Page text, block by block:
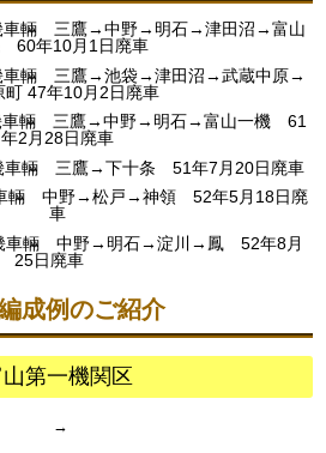
車輛 三鷹→中野→明石→津田沼→富山
60年10月1日廃車
車輛 三鷹→池袋→津田沼→武蔵中原→
町 47年10月2日廃車
車輛 三鷹→中野→明石→富山一機 61
年2月28日廃車
車輛 三鷹→下十条 51年7月20日廃車
輛 中野→松戸→神領 52年5月18日廃
車
車輛 中野→明石→淀川→鳳 52年8月
25日廃車
成例のご紹介
第一機関区
→